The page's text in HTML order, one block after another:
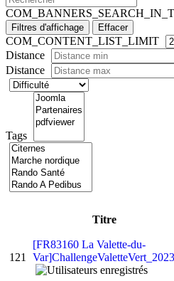
Filtres d'affichage Effacer
COM_CONTENT_LIST_LIMIT
Distance
Distance
Tags
Titre
121
[FR83160 La Valette-du-
Var]ChallengeValetteVert_2023